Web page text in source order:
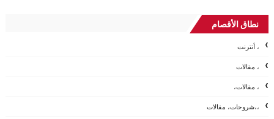
نطاق الأقصام
، أنترنت
، مقالات
، مقالات،
،،شروحات، مقالات